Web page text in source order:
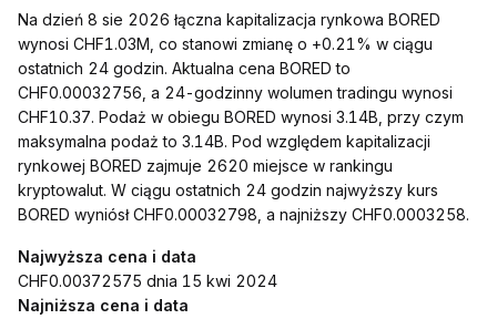
Na dzień 8 sie 2026 łączna kapitalizacja rynkowa BORED
wynosi CHF1.03M, co stanowi zmianę o +0.21% w ciągu
ostatnich 24 godzin. Aktualna cena BORED to
CHF0.00032756, a 24-godzinny wolumen tradingu wynosi
CHF10.37. Podaż w obiegu BORED wynosi 3.14B, przy czym
maksymalna podaż to 3.14B. Pod względem kapitalizacji
rynkowej BORED zajmuje 2620 miejsce w rankingu
kryptowalut. W ciągu ostatnich 24 godzin najwyższy kurs
BORED wyniósł CHF0.00032798, a najniższy CHF0.0003258.
Najwyższa cena i data
CHF0.00372575 dnia 15 kwi 2024
Najniższa cena i data